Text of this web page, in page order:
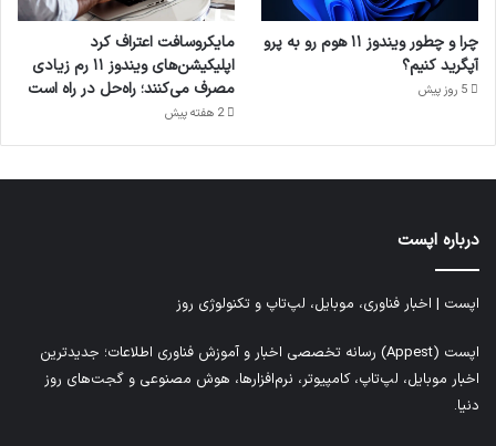
چرا و چطور ویندوز ۱۱ هوم رو به پرو
آپگرید کنیم؟
5 روز پیش
مایکروسافت اعتراف کرد
اپلیکیشن‌های ویندوز ۱۱ رم زیادی
مصرف می‌کنند؛ راه‌حل در راه است
2 هفته پیش
درباره اپست
اپست | اخبار فناوری، موبایل، لپ‌تاپ و تکنولوژی روز
اپست (Appest) رسانه تخصصی اخبار و آموزش فناوری اطلاعات؛ جدیدترین
اخبار موبایل، لپ‌تاپ، کامپیوتر، نرم‌افزارها، هوش مصنوعی و گجت‌های روز
دنیا.